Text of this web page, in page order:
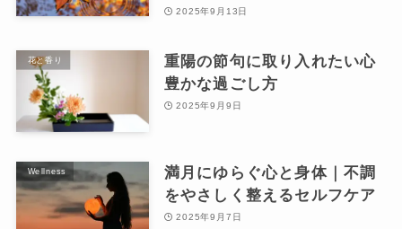
2025年9月13日
花と香り
重陽の節句に取り入れたい心
豊かな過ごし方
2025年9月9日
Wellness
満月にゆらぐ心と身体｜不調
をやさしく整えるセルフケア
2025年9月7日